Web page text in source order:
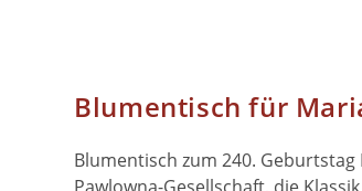
Blumentisch für
Blumentisch zum 240.